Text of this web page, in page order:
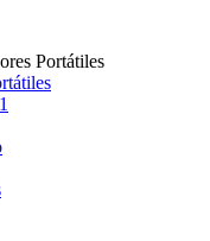
Portátiles